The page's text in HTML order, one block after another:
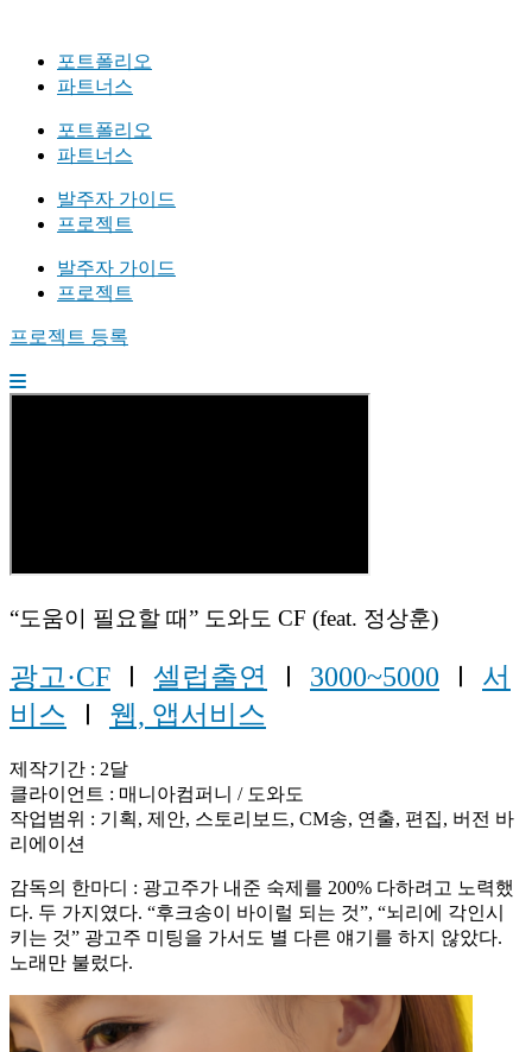
포트폴리오
파트너스
포트폴리오
파트너스
발주자 가이드
프로젝트
발주자 가이드
프로젝트
프로젝트 등록
“도움이 필요할 때” 도와도 CF (feat. 정상훈)
광고·CF Ⅰ 셀럽출연 Ⅰ 3000~5000 Ⅰ 서
비스 Ⅰ 웹, 앱서비스
제작기간 : 2달
클라이언트 : 매니아컴퍼니 / 도와도
작업범위 : 기획, 제안, 스토리보드, CM송, 연출, 편집, 버전 바
리에이션
감독의 한마디 : 광고주가 내준 숙제를 200% 다하려고 노력했
다. 두 가지였다. “후크송이 바이럴 되는 것”, “뇌리에 각인시
키는 것” 광고주 미팅을 가서도 별 다른 얘기를 하지 않았다.
노래만 불렀다.